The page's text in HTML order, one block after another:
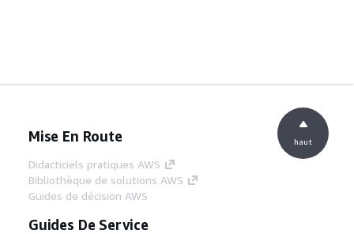
Mise En Route
Didacticiels pratiques AWS
Bibliothèque de solutions AWS
Guides de décision AWS
Guides De Service
haut